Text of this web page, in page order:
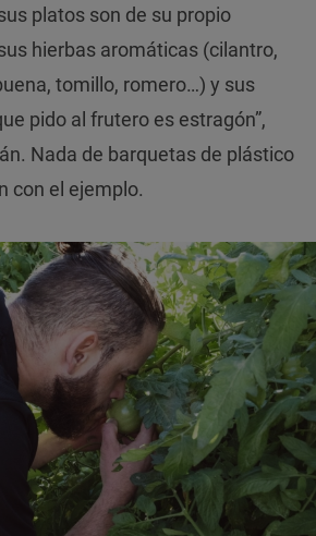
platos son de su propio
hierbas aromáticas (cilantro,
tomillo, romero…) y sus
pido al frutero es estragón”,
Nada de barquetas de plástico
con el ejemplo.